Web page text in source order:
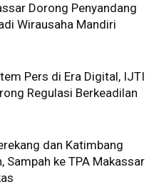
Dorong Penyandang
Wirausaha Mandiri
Pers di Era Digital, IJTI
Regulasi Berkeadilan
dan Katimbang
Sampah ke TPA Makassar